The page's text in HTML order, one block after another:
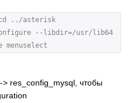
../asterisk
--libdir=/usr/lib64
menuselect
res_config_mysql, чтобы